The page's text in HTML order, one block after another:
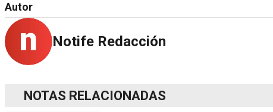
Autor
Notife Redacción
NOTAS RELACIONADAS